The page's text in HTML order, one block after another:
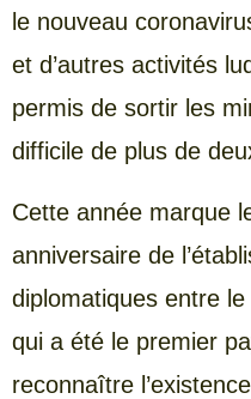
le nouveau
et d’autres activités
permis de sortir les
difficile de plus de
Cette année marque
anniversaire de
diplomatiques entre
qui a été le premier
reconnaître